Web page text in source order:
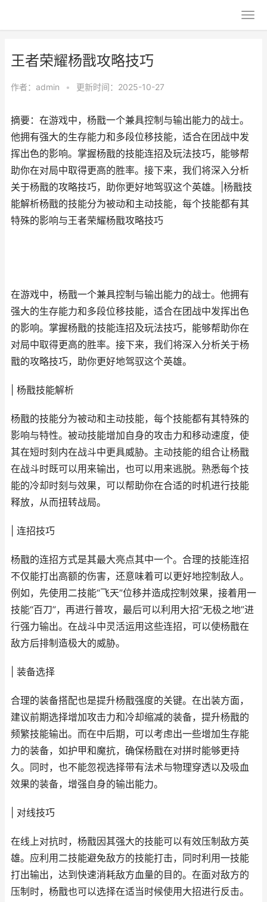
王者荣耀杨戬攻略技巧
作者： admin • 更新时间：2025-10-27
摘要：在游戏中，杨戬一个兼具控制与输出能力的战士。
他拥有强大的生存能力和多段位移技能，适合在团战中发
挥出色的影响。掌握杨戬的技能连招及玩法技巧，能够帮
助你在对局中取得更高的胜率。接下来，我们将深入分析
关于杨戬的攻略技巧，助你更好地驾驭这个英雄。|杨戬技
能解析杨戬的技能分为被动和主动技能，每个技能都有其
特殊的影响与王者荣耀杨戬攻略技巧
在游戏中，杨戬一个兼具控制与输出能力的战士。他拥有
强大的生存能力和多段位移技能，适合在团战中发挥出色
的影响。掌握杨戬的技能连招及玩法技巧，能够帮助你在
对局中取得更高的胜率。接下来，我们将深入分析关于杨
戬的攻略技巧，助你更好地驾驭这个英雄。
| 杨戬技能解析
杨戬的技能分为被动和主动技能，每个技能都有其特殊的
影响与特性。被动技能增加自身的攻击力和移动速度，使
其在短时刻内在战斗中更具威胁。主动技能的组合让杨戬
在战斗时既可以用来输出，也可以用来逃脱。熟悉每个技
能的冷却时刻与效果，可以帮助你在合适的时机进行技能
释放，从而扭转战局。
| 连招技巧
杨戬的连招方式是其最大亮点其中一个。合理的技能连招
不仅能打出高额的伤害，还意味着可以更好地控制敌人。
例如，先使用二技能“飞天”位移并造成控制效果，接着用一
技能“百刀”，再进行普攻，最后可以利用大招“无极之地”进
行强力输出。在战斗中灵活运用这些连招，可以使杨戬在
敌方后排制造极大的威胁。
| 装备选择
合理的装备搭配也是提升杨戬强度的关键。在出装方面，
建议前期选择增加攻击力和冷却缩减的装备，提升杨戬的
频繁技能输出。而在中后期，可以考虑出一些增加生存能
力的装备，如护甲和魔抗，确保杨戬在对拼时能够更持
久。同时，也不能忽视选择带有法术与物理穿透以及吸血
效果的装备，增强自身的输出能力。
| 对线技巧
在线上对抗时，杨戬因其强大的技能可以有效压制敌方英
雄。应利用二技能避免敌方的技能打击，同时利用一技能
打出输出，达到快速消耗敌方血量的目的。在面对敌方的
压制时，杨戬也可以选择在适当时候使用大招进行反击。